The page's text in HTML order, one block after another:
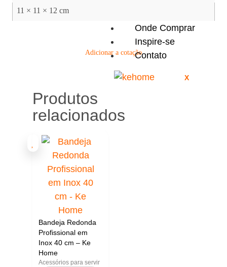
Onde Comprar
Inspire-se
Contato
X
11 × 11 × 12 cm
Adicionar a cotação
Produtos
relacionados
Bandeja Redonda
Profissional em
Inox 40 cm – Ke
Home
Acessórios para servir